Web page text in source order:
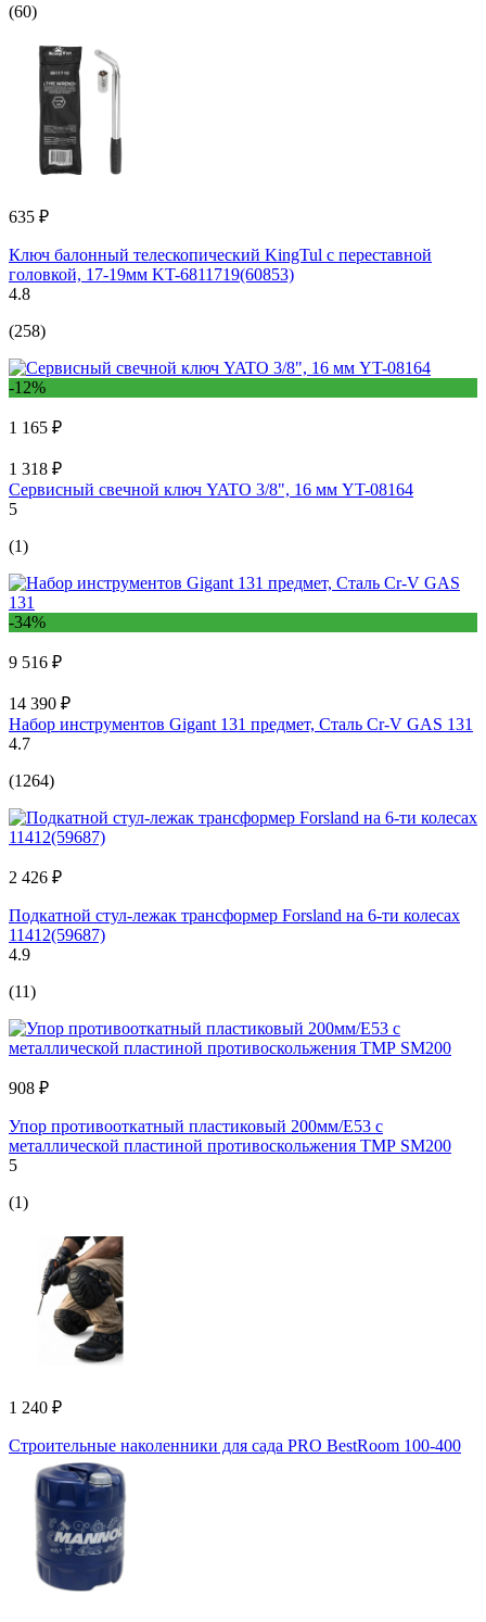
(60)
635 ₽
Ключ балонный телескопический KingTul с переставной
головкой, 17-19мм KT-6811719(60853)
4.8
(258)
-12%
1 165 ₽
1 318 ₽
Сервисный свечной ключ YATO 3/8", 16 мм YT-08164
5
(1)
-34%
9 516 ₽
14 390 ₽
Набор инструментов Gigant 131 предмет, Сталь Cr-V GAS 131
4.7
(1264)
2 426 ₽
Подкатной стул-лежак трансформер Forsland на 6-ти колесах
11412(59687)
4.9
(11)
908 ₽
Упор противооткатный пластиковый 200мм/E53 с
металлической пластиной противоскольжения ТМР SM200
5
(1)
1 240 ₽
Строительные наколенники для сада PRO BestRoom 100-400